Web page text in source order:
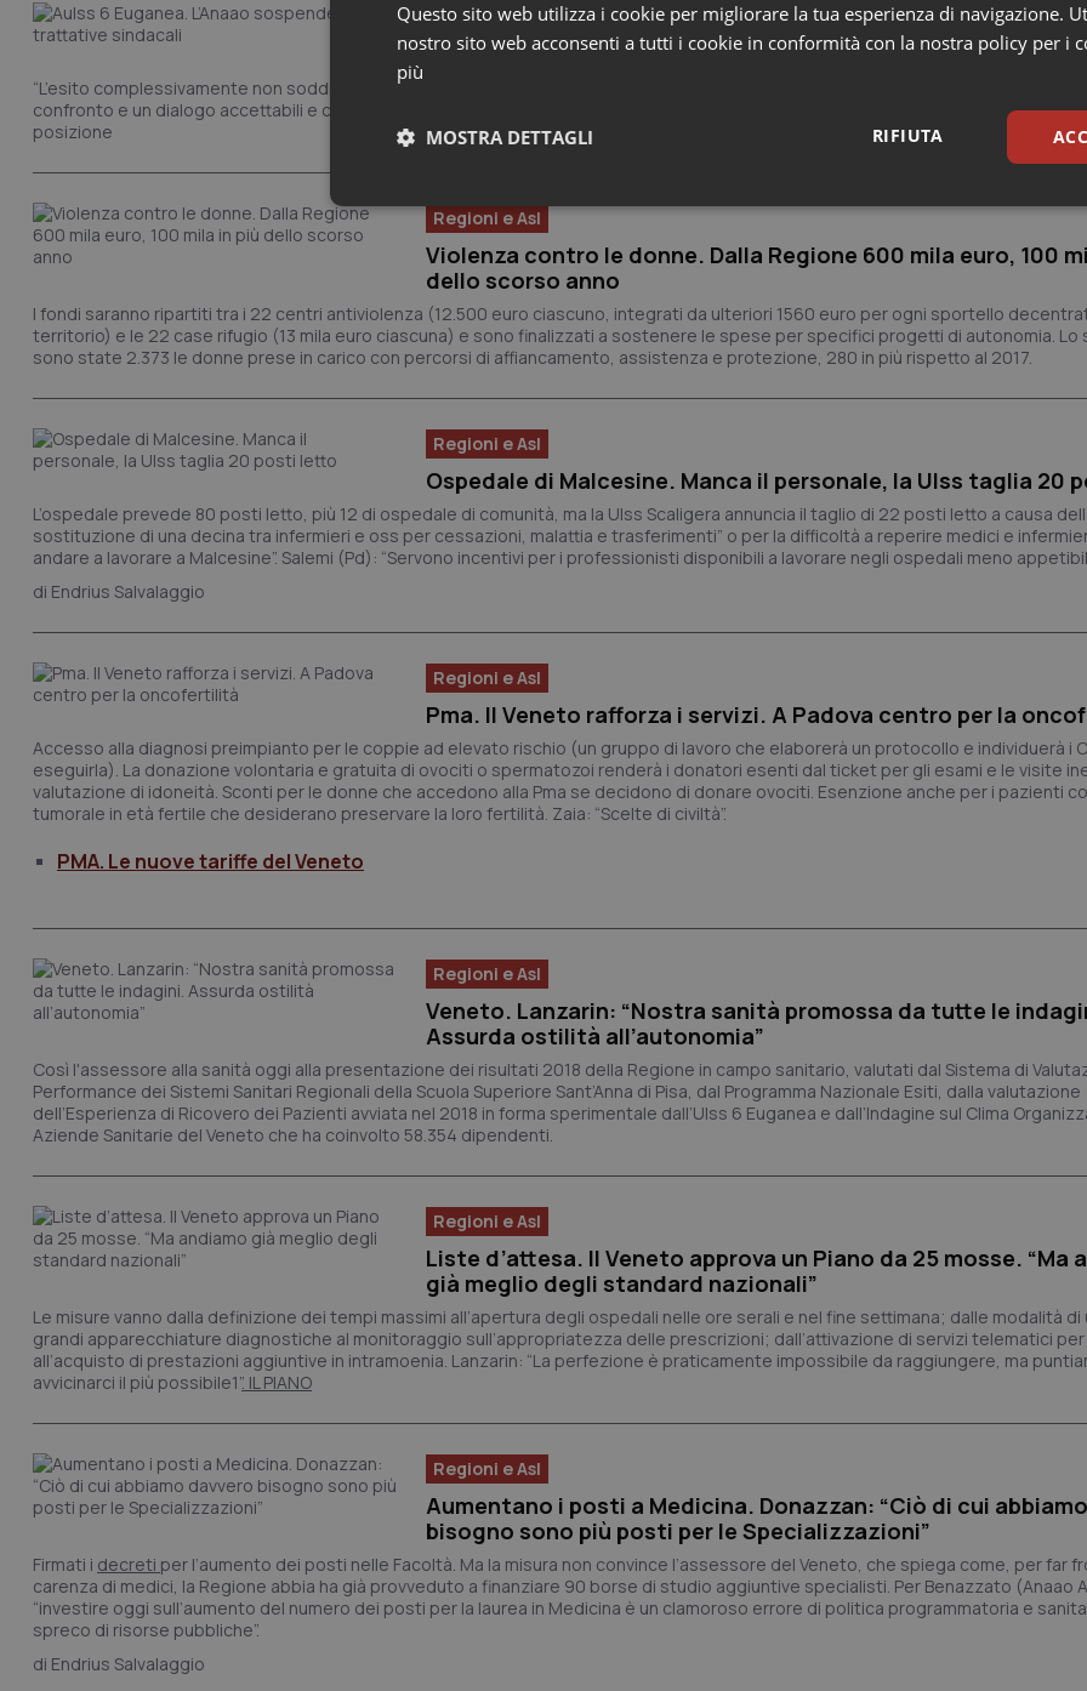
Regioni e Asl
Aulss 6 Euganea. L’Anaao sospende le trattative sindacali
“L’esito complessivamente non soddisfacente delle relazioni sindacali da un anno a questa parte non consente più, al momento
confronto e un dialogo accettabili e coerenti su più materie”. L’Anaao Assomed aziendale invita quindi tutti gli altri sindacati a
posizione
Regioni e Asl
Violenza contro le donne. Dalla Regione 600 mila euro, 100
dello scorso anno
I fondi saranno ripartiti tra i 22 centri antiviolenza (12.500 euro ciascuno, integrati da ulteriori 1560 euro per ogni sportello
territorio) e le 22 case rifugio (13 mila euro ciascuna) e sono finalizzati a sostenere le spese per specifici progetti di autonomia. Lo
sono state 2.373 le donne prese in carico con percorsi di affiancamento, assistenza e protezione, 280 in più rispetto al 2017.
Regioni e Asl
Ospedale di Malcesine. Manca il personale, la Ulss taglia 20
L’ospedale prevede 80 posti letto, più 12 di ospedale di comunità, ma la Ulss Scaligera annuncia il taglio di 22 posti letto a causa
sostituzione di una decina tra infermieri e oss per cessazioni, malattia e trasferimenti” o per la difficoltà a reperire medici e
andare a lavorare a Malcesine”. Salemi (Pd): “Servono incentivi per i professionisti disponibili a lavorare negli ospedali meno
Endrius Salvalaggio
Regioni e Asl
Pma. Il Veneto rafforza i servizi. A Padova centro per la
Accesso alla diagnosi preimpianto per le coppie ad elevato rischio (un gruppo di lavoro che elaborerà un protocollo e individuerà i
eseguirla). La donazione volontaria e gratuita di ovociti o spermatozoi renderà i donatori esenti dal ticket per gli esami e le visite
valutazione di idoneità. Sconti per le donne che accedono alla Pma se decidono di donare ovociti. Esenzione anche per i pazienti
tumorale in età fertile che desiderano preservare la loro fertilità. Zaia: “Scelte di civiltà”.
PMA. Le nuove tariffe del Veneto
Regioni e Asl
Veneto. Lanzarin: “Nostra sanità promossa da tutte le
Assurda ostilità all’autonomia”
Così l'assessore alla sanità oggi alla presentazione dei risultati 2018 della Regione in campo sanitario, valutati dal Sistema di
Performance dei Sistemi Sanitari Regionali della Scuola Superiore Sant’Anna di Pisa, dal Programma Nazionale Esiti, dalla valutazione
dell’Esperienza di Ricovero dei Pazienti avviata nel 2018 in forma sperimentale dall’Ulss 6 Euganea e dall’Indagine sul Clima
Aziende Sanitarie del Veneto che ha coinvolto 58.354 dipendenti.
Regioni e Asl
Liste d’attesa. Il Veneto approva un Piano da 25 mosse. “Ma
già meglio degli standard nazionali”
Le misure vanno dalla definizione dei tempi massimi all’apertura degli ospedali nelle ore serali e nel fine settimana; dalle modalità
grandi apparecchiature diagnostiche al monitoraggio sull’appropriatezza delle prescrizioni; dall’attivazione di servizi telematici
all’acquisto di prestazioni aggiuntive in intramoenia. Lanzarin: “La perfezione è praticamente impossibile da raggiungere, ma
avvicinarci il più possibile1”. IL PIANO
Regioni e Asl
Aumentano i posti a Medicina. Donazzan: “Ciò di cui
bisogno sono più posti per le Specializzazioni”
Firmati i decreti per l’aumento dei posti nelle Facoltà. Ma la misura non convince l’assessore del Veneto, che spiega come, per far
carenza di medici, la Regione abbia ha già provveduto a finanziare 90 borse di studio aggiuntive specialisti. Per Benazzato (Anaao
“investire oggi sull’aumento del numero dei posti per la laurea in Medicina è un clamoroso errore di politica programmatoria e
spreco di risorse pubbliche”.
Endrius Salvalaggio
Questo sito web utilizza i cookie per migliorare la tua esperienza di navigazione.
nostro sito web acconsenti a tutti i cookie in conformità con la nostra policy per i
più
RIFIUTA
MOSTRA DETTAGLI
Necessari Statistici
I cookie necessari contribuiscono a rendere fruibile il sito web abilitandone funzionalità di base quali la
e l'accesso alle aree protette del sito. Il sito web non è in grado di funzionare correttamente senza questi
Nome
Fornitore / Dominio Scadenza
Descrizione
VISITOR_PRIVACY_METADATA
YouTube
.youtube.com
5 mesi 4
settimane
Questo cookie viene utilizzato
scelte di consenso e privacy
interazione con il sito. Registra i
del visitatore riguardo a varie
CookieScriptConsent
CookieScript
5 mesi 3
Questo cookie viene utilizzato
correttamente.
tracking-sites-ironfish-
tracking-enable
www.quotidianosanita.it
settimane
2 giorni
Questo cookie è impostato
abilitare il sistema di tracking
tracking-sites-ironfish-
session-id
www.quotidianosanita.it
utilizzato da Google. Questo
sessioni e campagne per i
PHPSESSID
PHP.net
www.quotidianosanita.it
linguaggio PHP. Si tratta di un
generico utilizzato per
sessione utente. Normalmente è
generato in modo casuale, il
_ga_KM60CM4NPH
Nome
Fornitore/
Dominio
Scadenza Descrizione
_ga_0VMQEQKQ1N .quotidianosanita.it
1 anno 1
Questo cookie viene utilizzato da Google
Nome Fornitore/Dominio Scadenza
Descrizione
VISITOR_INFO1_LIVE
Google LLC
.youtube.com
5 mesi 4
settimane
Questo cookie è impostato da Youtube
delle preferenze dell'utente per i video di
__Secure-YNID
utilizzando la nuova o la vecchia versione
Youtube.
Google LLC
.youtube.com
delle visualizzazioni dei video incorporati.
__Secure-
ROLLOUT_TOKEN
.youtube.com
5 mesi 4
Questo cookie è impostato da YouTube
dell'autenticazione e della